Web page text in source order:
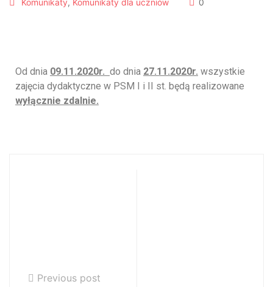
Komunikaty, Komunikaty dla uczniów 0
Od dnia 09.11.2020r. do dnia 27.11.2020r. wszystkie
zajęcia dydaktyczne w PSM I i II st. będą realizowane
wyłącznie zdalnie.
Previous post